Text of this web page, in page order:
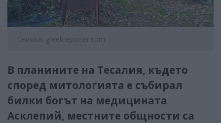
Снимка: greekreporter.com
В планините на Тесалия, където
според митологията е събирал
билки богът на медицината
Асклепий, местните общности са